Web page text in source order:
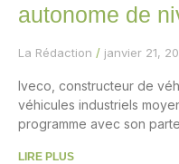
autonome de
La Rédaction janvier 21,
Iveco, constructeur de
véhicules industriels
programme avec son
LIRE PLUS